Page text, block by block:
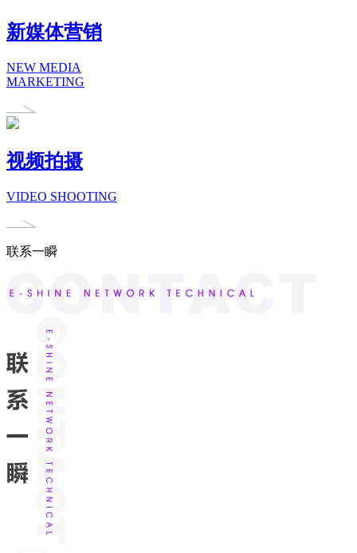
新媒体营销
NEW MEDIA
MARKETING
视频拍摄
VIDEO SHOOTING
联系一瞬